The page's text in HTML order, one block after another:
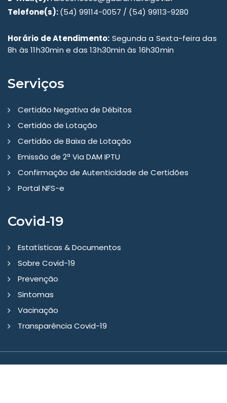
Telefone(s):(54) 99114-0057 / (54) 99113-9280
Horário de Atendimento: Segunda a Sexta-feira das
8h às 11h30min e das 13h30min às 16h30min
Serviços
Certidão Negativa de Débitos
Certidão de Lotação
Certidão de Baixa de Lotação
Emissão de 2ª Via DAM IPTU
Confirmação de Autenticidade de Certidões
Portal NFS-e
Covid-19
Estatísticas & Documentos
Sobre Covid-19
Prevenção
Sintomas
Vacinação
Transparência Covid-19